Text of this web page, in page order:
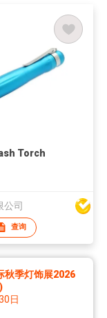
Torch
公司
查询
秋季灯饰展2026
日